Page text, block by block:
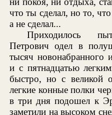
что ты сделал, но то,
а не сделал...
Приходилось
Петрович одел в
тысяч новонабранного
и с пятнадцатью
быстро, но с великой
легкие конные полки
в три дня подошел к
заметили на высоком